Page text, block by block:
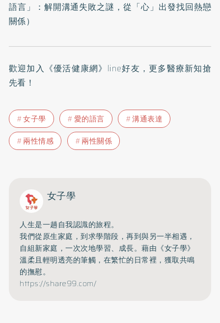
語言」：解開溝通失敗之謎，從「心」出發找回熱戀
關係）
歡迎加入 《優活健康網》line好友 ，更多醫療新知搶
先看！
女子學 愛的語言
溝通表達
兩性情感
兩性關係
女子學
人生是一趟自我認識的旅程。
我們從原生家庭，到求學階段，再到與另一半相遇，
自組新家庭，一次次地學習、成長。藉由《女子學》
溫柔且輕明透亮的筆觸，在繁忙的日常裡，獲取共鳴
的撫慰。
https://share99.com/